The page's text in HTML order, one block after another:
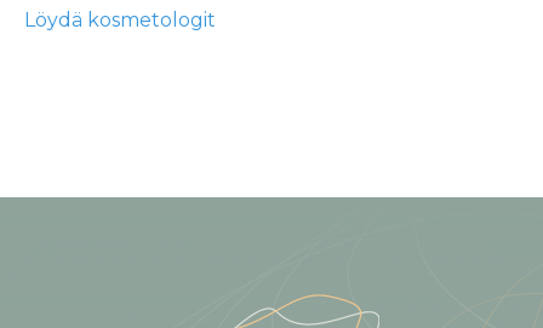
Löydä kosmetologit